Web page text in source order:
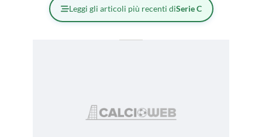
Leggi gli articoli più recenti diSerie C